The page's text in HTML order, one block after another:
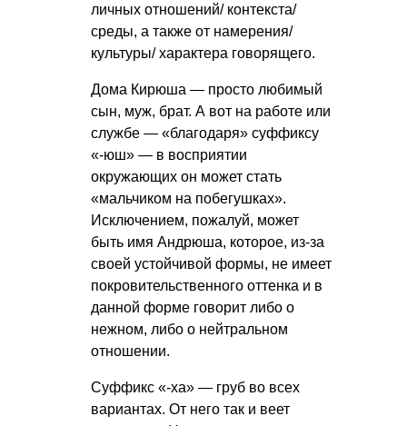
личных отношений/ контекста/
среды, а также от намерения/
культуры/ характера говорящего.
Дома Кирюша — просто любимый
сын, муж, брат. А вот на работе или
службе — «благодаря» суффиксу
«-юш» — в восприятии
окружающих он может стать
«мальчиком на побегушках».
Исключением, пожалуй, может
быть имя Андрюша, которое, из-за
своей устойчивой формы, не имеет
покровительственного оттенка и в
данной форме говорит либо о
нежном, либо о нейтральном
отношении.
Суффикс «-ха» — груб во всех
вариантах. От него так и веет